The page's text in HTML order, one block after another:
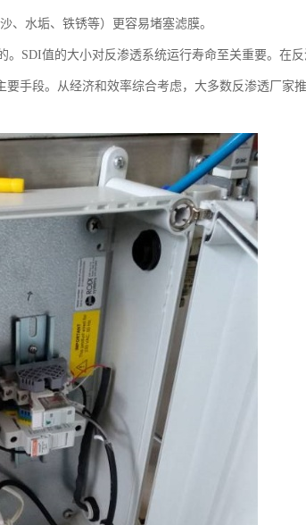
、水垢、铁锈等）更容易堵塞滤膜。
SDI值的大小对反渗透系统运行寿命至关重要。在
手段。从经济和效率综合考虑，大多数反渗透厂家